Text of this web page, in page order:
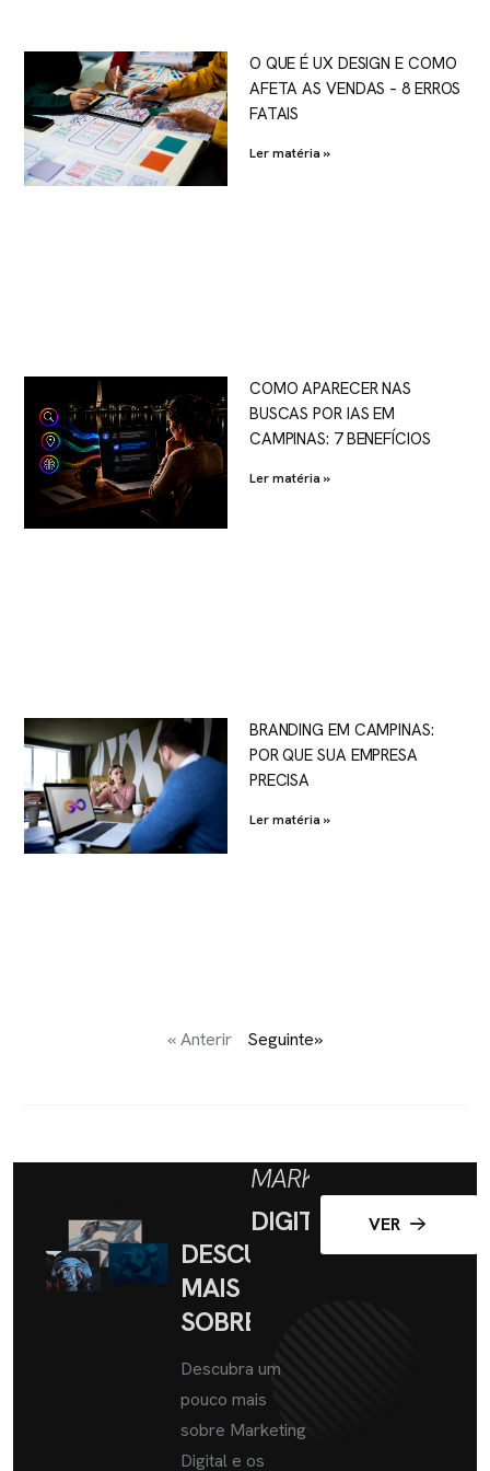
O QUE É UX DESIGN E COMO
AFETA AS VENDAS – 8 ERROS
FATAIS
Ler matéria »
COMO APARECER NAS
BUSCAS POR IAS EM
CAMPINAS: 7 BENEFÍCIOS
Ler matéria »
BRANDING EM CAMPINAS:
POR QUE SUA EMPRESA
PRECISA
Ler matéria »
« Anterir Seguinte»
DESCUBRA
MAIS
SOBRE
MARKETING
DIGITAL
Descubra um
pouco mais
sobre Marketing
Digital e os
VER